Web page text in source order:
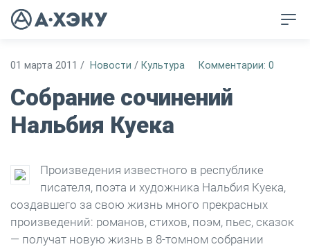
01 марта 2011 / Новости / Культура Комментарии: 0
Собрание сочинений
Нальбия Куека
Произведения известного в республике
писателя, поэта и художника Нальбия Куека,
создавшего за свою жизнь много прекрасных
произведений: романов, стихов, поэм, пьес, сказок
— получат новую жизнь в 8-томном собрании